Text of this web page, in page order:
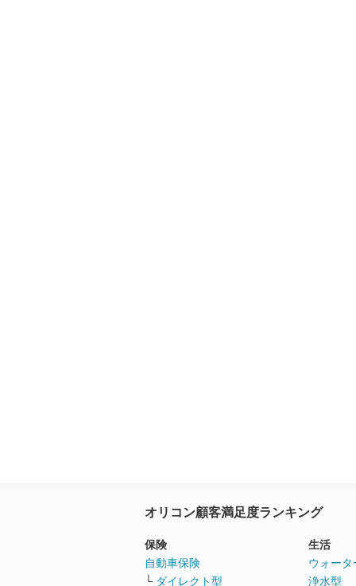
オリコン顧客満足度ランキング
保険
自動車保険
└ ダイレクト型
生活
ウォー
浄水型